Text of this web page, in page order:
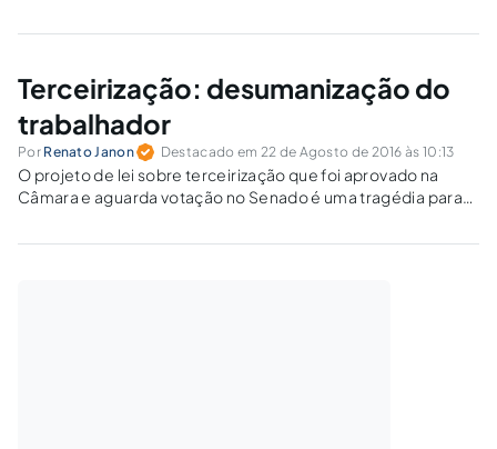
Terceirização: desumanização do
trabalhador
Por Renato Janon Destacado em 22 de Agosto de 2016 às 10:13
O projeto de lei sobre terceirização que foi aprovado na
Câmara e aguarda votação no Senado é uma tragédia para
legislação trabalhista dos últimos setenta anos.